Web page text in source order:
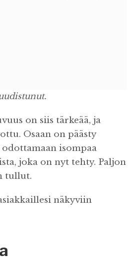
on siis tärkeää, ja
Osaan on päästy
odottamaan isompaa
joka on nyt tehty. Paljon
tullut.
näkyviin